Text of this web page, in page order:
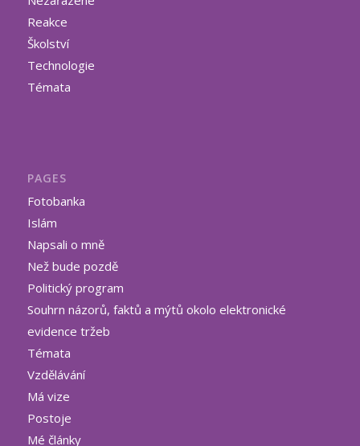
Reakce
Školství
Technologie
Témata
PAGES
Fotobanka
Islám
Napsali o mně
Než bude pozdě
Politický program
Souhrn názorů, faktů a mýtů okolo elektronické
evidence tržeb
Témata
Vzdělávání
Má vize
Postoje
Mé články